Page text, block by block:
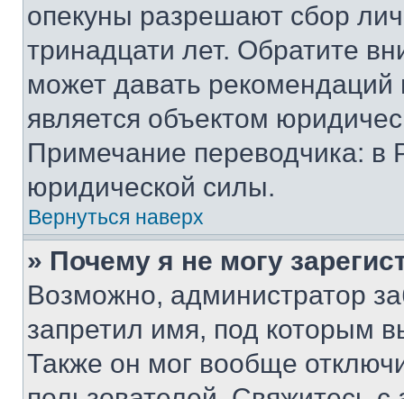
опекуны разрешают сбор
тринадцати лет. Обратите
может давать
является объектом
Примечание переводчика: в
юридической силы.
Вернуться наверх
» Почему я не могу
Возможно, администратор
запретил имя, под которым
Также он мог вообще